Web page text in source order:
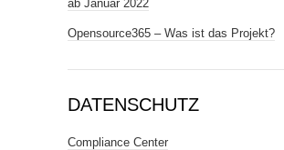
ab Januar 2022
Opensource365 – Was ist das Projekt?
DATENSCHUTZ
Compliance Center